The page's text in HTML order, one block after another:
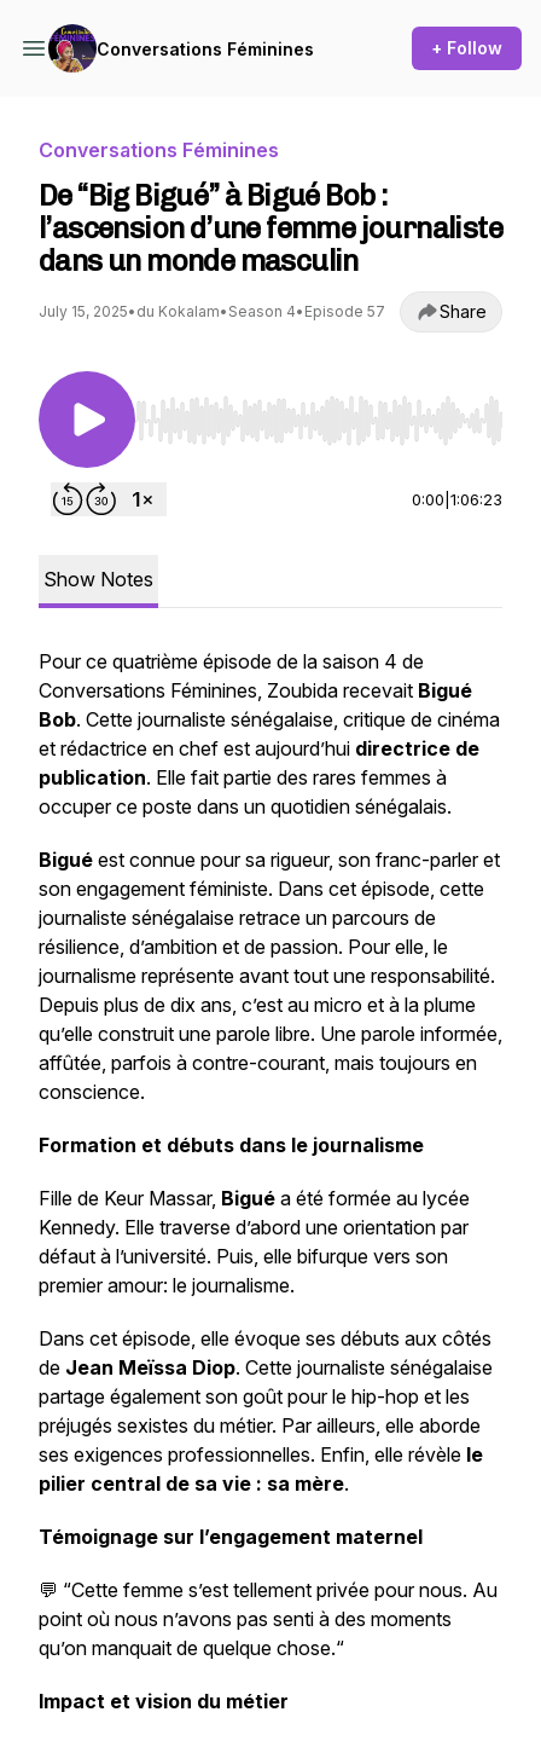
Conversations Féminines + Follow
Conversations Féminines
De “Big Bigué” à Bigué Bob :
l’ascension d’une femme journaliste
dans un monde masculin
July 15, 2025• du Kokalam• Season 4• Episode 57 Share
Use Left/Right to seek, Home/End to jump to
0:00 1:06:23
Show Notes
Pour ce quatrième épisode de la saison 4 de
Conversations Féminines, Zoubida recevait Bigué
Bob. Cette journaliste sénégalaise, critique de cinéma
et rédactrice en chef est aujourd’hui directrice de
publication. Elle fait partie des rares femmes à
occuper ce poste dans un quotidien sénégalais.
Bigué est connue pour sa rigueur, son franc-parler et
son engagement féministe. Dans cet épisode, cette
journaliste sénégalaise retrace un parcours de
résilience, d’ambition et de passion. Pour elle, le
journalisme représente avant tout une responsabilité.
Depuis plus de dix ans, c’est au micro et à la plume
qu’elle construit une parole libre. Une parole informée,
affûtée, parfois à contre-courant, mais toujours en
conscience.
Formation et débuts dans le journalisme
Fille de Keur Massar, Bigué a été formée au lycée
Kennedy. Elle traverse d’abord une orientation par
défaut à l’université. Puis, elle bifurque vers son
premier amour: le journalisme.
Dans cet épisode, elle évoque ses débuts aux côtés
de Jean Meïssa Diop. Cette journaliste sénégalaise
partage également son goût pour le hip-hop et les
préjugés sexistes du métier. Par ailleurs, elle aborde
ses exigences professionnelles. Enfin, elle révèle le
pilier central de sa vie : sa mère.
Témoignage sur l’engagement maternel
💬 “Cette femme s’est tellement privée pour nous. Au
point où nous n’avons pas senti à des moments
qu’on manquait de quelque chose.“
Impact et vision du métier